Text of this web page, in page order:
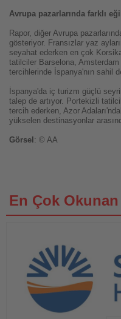
Avrupa pazarlarında farklı
Rapor, diğer Avrupa
gösteriyor. Fransızlar yaz
seyahat ederken en çok
tatilciler Barselona,
tercihlerinde İspanya'nın sahil
İspanya'da iç turizm güçlü
talep de artıyor. Portekizli
tercih ederken, Azor
yükselen destinasyonlar
Görsel : © AA
En Çok